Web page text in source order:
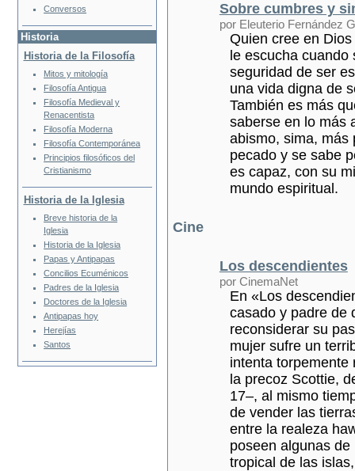
Sobre cumbres y
por Eleuterio Fernández
Quien cree en
le escucha
seguridad de ser
una vida digna de
También es más
saberse en lo más
abismo, sima, más
pecado y se sabe
es capaz, con su
mundo espiritual.
Cine
Los descendientes
por CinemaNet
En «Los
casado y padre de
reconsiderar su
mujer sufre un
intenta torpemente
la precoz Scottie,
17–, al mismo
de vender las
entre la realeza
poseen algunas
tropical de las
Conversos
Historia
Historia de la Filosofía
Mitos y mitología
Filosofía Antigua
Filosofía Medieval y
Renacentista
Filosofía Moderna
Filosofía Contemporánea
Principios filosóficos del
Cristianismo
Historia de la Iglesia
Breve historia de la
Iglesia
Historia de la Iglesia
Papas y Antipapas
Concilios Ecuménicos
Padres de la Iglesia
Doctores de la Iglesia
Antipapas hoy
Herejías
Santos